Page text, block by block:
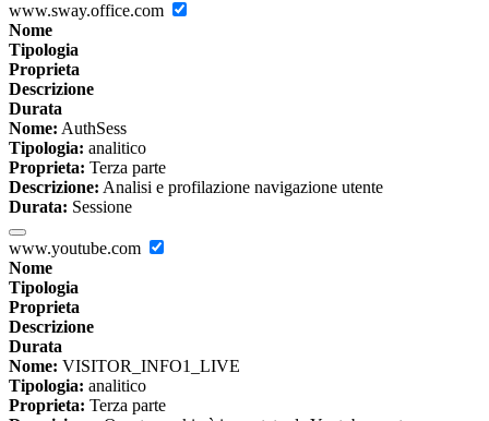
www.sway.office.com
Nome
Tipologia
Proprieta
Descrizione
Durata
Nome: AuthSess
Tipologia: analitico
Proprieta: Terza parte
Descrizione: Analisi e profilazione navigazione utente
Durata: Sessione
www.youtube.com
Nome
Tipologia
Proprieta
Descrizione
Durata
Nome: VISITOR_INFO1_LIVE
Tipologia: analitico
Proprieta: Terza parte